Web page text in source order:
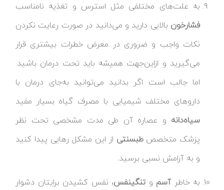
به علت‌های مختلفی مثل استرس و تغذیه نامناسب
فشارخون بالایی دارید و می‌دانید در صورت رعایت نکردن
نکات واجب و ضروری در معرض خطرات بیشتری قرار
می‌گیرید و ازاین‌جهت همیشه باید تحت درمان باشید.
اما جالب است اگر بدانید می‌توانید به‌جای درمان با
داروهای مختلف شیمیایی با مصرف گیاه بسیار مفید
سیاه‌دانه و عصاره آن طی مدت مشخصی تحت نظر
پزشک متخصصطبسنتی از این مشکل رهایی پیدا کنید
و به آرامش نسبی برسید.
به خاطرآسم و تنگینفس، نفس کشیدن برایتان دشوار